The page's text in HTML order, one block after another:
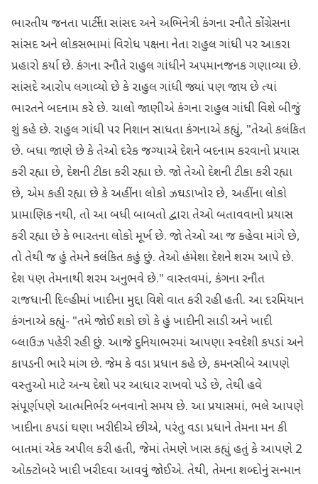
ભારતીય જનતા પાર્ટીના સાંસદ અને અભિનેત્રી કંગના રનૌતે કોંગ્રેસના
સાંસદ અને લોકસભામાં વિરોધ પક્ષના નેતા રાહુલ ગાંધી પર આકરા
પ્રહારો કર્યા છે. કંગના રનૌતે રાહુલ ગાંધીને અપમાનજનક ગણાવ્યા છે.
સાંસદે આરોપ લગાવ્યો છે કે રાહુલ ગાંધી જ્યાં પણ જાય છે ત્યાં
ભારતને બદનામ કરે છે. ચાલો જાણીએ કંગના રાહુલ ગાંધી વિશે બીજું
શું કહે છે. રાહુલ ગાંધી પર નિશાન સાધતા કંગનાએ કહ્યું, "તેઓ કલંકિત
છે. બધા જાણે છે કે તેઓ દરેક જગ્યાએ દેશને બદનામ કરવાનો પ્રયાસ
કરી રહ્યા છે, દેશની ટીકા કરી રહ્યા છે. જો તેઓ દેશની ટીકા કરી રહ્યા
છે, એમ કહી રહ્યા છે કે અહીંના લોકો ઝઘડાખોર છે, અહીંના લોકો
પ્રામાણિક નથી, તો આ બધી બાબતો દ્વારા તેઓ બતાવવાનો પ્રયાસ
કરી રહ્યા છે કે ભારતના લોકો મૂર્ખ છે. જો તેઓ આ જ કહેવા માંગે છે,
તો તેથી જ હું તેમને કલંકિત કહું છું. તેઓ હંમેશા દેશને શરમ આપે છે.
દેશ પણ તેમનાથી શરમ અનુભવે છે." વાસ્તવમાં, કંગના રનૌત
રાજધાની દિલ્હીમાં ખાદીના મુદ્દા વિશે વાત કરી રહી હતી. આ દરમિયાન
કંગનાએ કહ્યું- "તમે જોઈ શકો છો કે હું ખાદીની સાડી અને ખાદી
બ્લાઉઝ પહેરી રહી છું. આજે દુનિયાભરમાં આપણા સ્વદેશી કપડાં અને
કાપડની ભારે માંગ છે. જેમ કે વડા પ્રધાન કહે છે, કમનસીબે આપણે
વસ્તુઓ માટે અન્ય દેશો પર આધાર રાખવો પડે છે, તેથી હવે
સંપૂર્ણપણે આત્મનિર્ભર બનવાનો સમય છે. આ પ્રયાસમાં, ભલે આપણે
ખાદીના કપડાં ઘણા ખરીદીએ છીએ, પરંતુ વડા પ્રધાને તેમના મન કી
બાતમાં એક અપીલ કરી હતી, જેમાં તેમણે ખાસ કહ્યું હતું કે આપણે 2
ઓક્ટોબરે ખાદી ખરીદવા આવવું જોઈએ. તેથી, તેમના શબ્દોનું સન્માન